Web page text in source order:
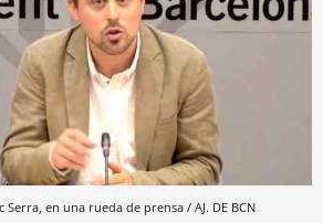
Serra, en una rueda de prensa / AJ. DE BCN